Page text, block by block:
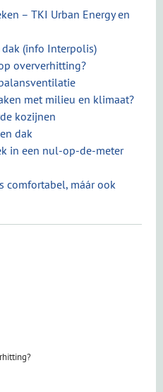
– TKI Urban Energy en
(info Interpolis)
oververhitting?
met milieu en klimaat?
kozijnen
dak
in een nul-op-de-meter
comfortabel, máár ook